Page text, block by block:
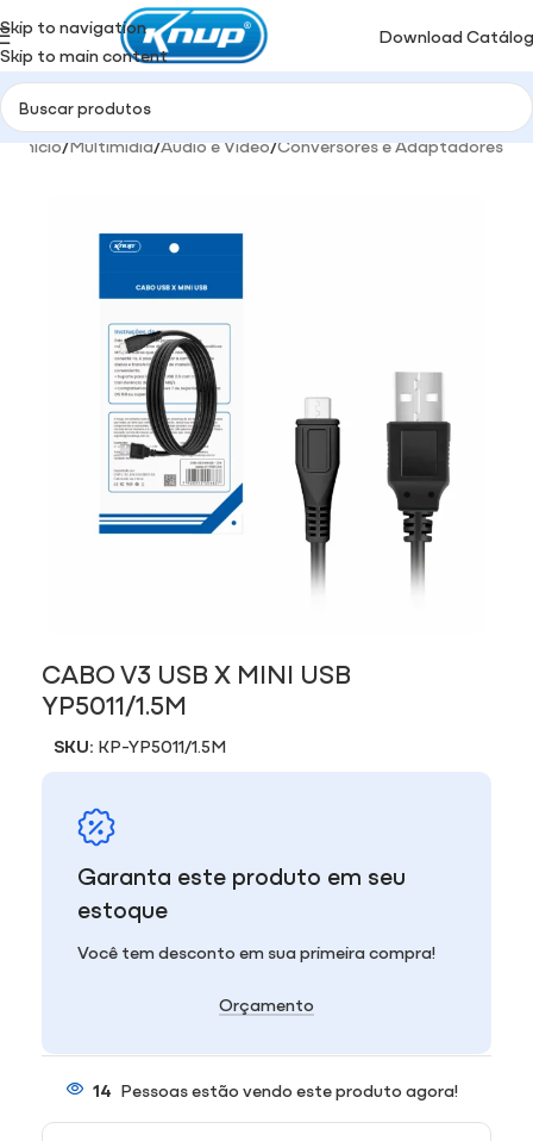
Skip to navigation
Skip to main content
Download
Início/Multimidia/Áudio e Video/Conversores e Adaptadores
CABO V3 USB X MINI USB
YP5011/1.5M
SKU: KP-YP5011/1.5M
Garanta este produto em seu
estoque
Você tem desconto em sua primeira compra!
Orçamento
14 Pessoas estão vendo este produto agora!